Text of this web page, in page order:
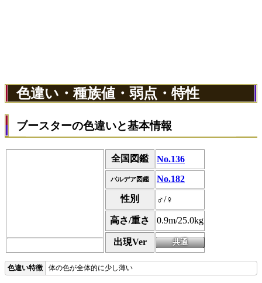
色違い・種族値・弱点・特性
ブースターの色違いと基本情報
全国図鑑 No.136
パルデア図鑑
No.182
性別
♂/♀
高さ/重さ 0.9m/25.0kg
出現Ver
体の色が全体的に少し薄い